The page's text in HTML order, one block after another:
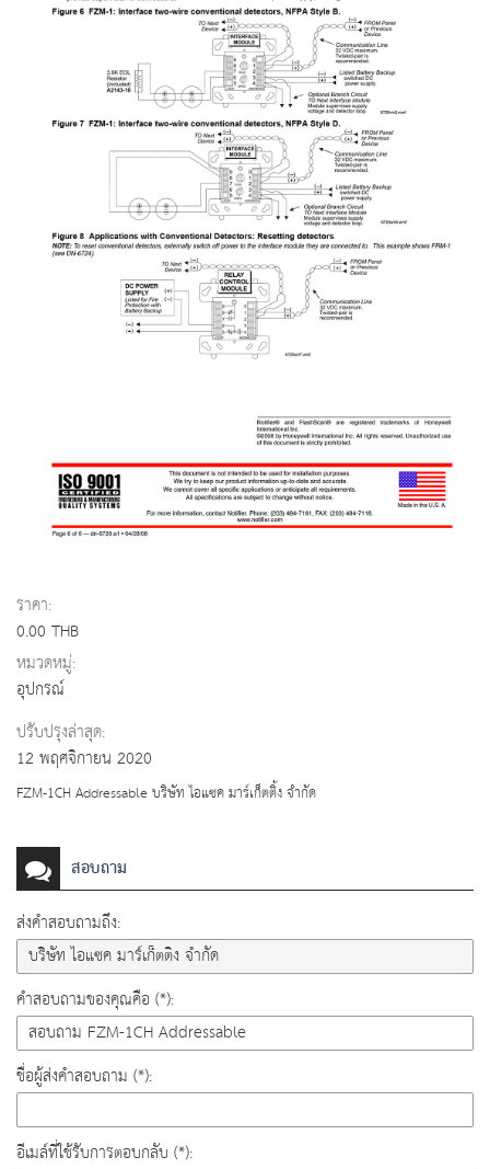
ราคา:
0.00 THB
หมวดหมู่:
อุปกรณ์
ปรับปรุงล่าสุด:
12 พฤศจิกายน 2020
FZM-1CH Addressable บริษัท ไอแซค มาร์เก็ตติ้ง จำกัด
สอบถาม
ส่งคำสอบถามถึง:
คำสอบถามของคุณคือ (*):
ชื่อผู้ส่งคำสอบถาม (*):
อีเมล์ที่ใช้รับการตอบกลับ (*):